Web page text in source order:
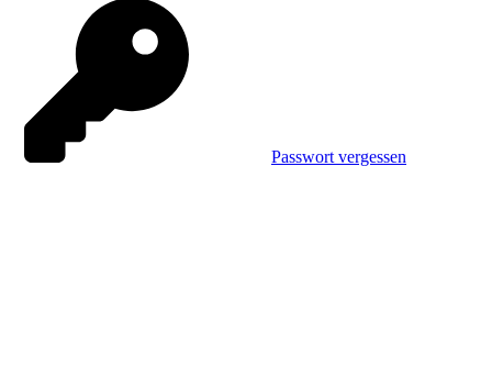
Passwort vergessen